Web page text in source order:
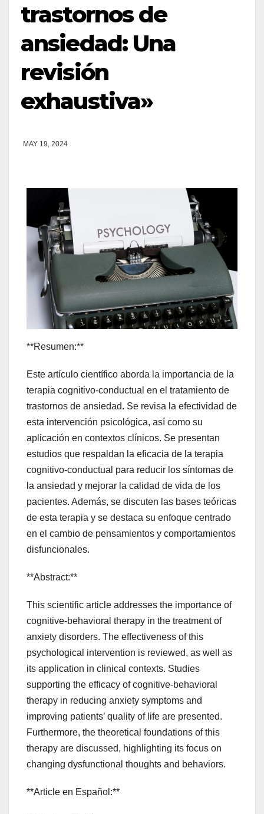
trastornos de
ansiedad: Una
revisión
exhaustiva»
MAY 19, 2024
**Resumen:**
Este artículo científico aborda la importancia de la
terapia cognitivo-conductual en el tratamiento de
trastornos de ansiedad. Se revisa la efectividad de
esta intervención psicológica, así como su
aplicación en contextos clínicos. Se presentan
estudios que respaldan la eficacia de la terapia
cognitivo-conductual para reducir los síntomas de
la ansiedad y mejorar la calidad de vida de los
pacientes. Además, se discuten las bases teóricas
de esta terapia y se destaca su enfoque centrado
en el cambio de pensamientos y comportamientos
disfuncionales.
**Abstract:**
This scientific article addresses the importance of
cognitive-behavioral therapy in the treatment of
anxiety disorders. The effectiveness of this
psychological intervention is reviewed, as well as
its application in clinical contexts. Studies
supporting the efficacy of cognitive-behavioral
therapy in reducing anxiety symptoms and
improving patients’ quality of life are presented.
Furthermore, the theoretical foundations of this
therapy are discussed, highlighting its focus on
changing dysfunctional thoughts and behaviors.
**Article en Español:**